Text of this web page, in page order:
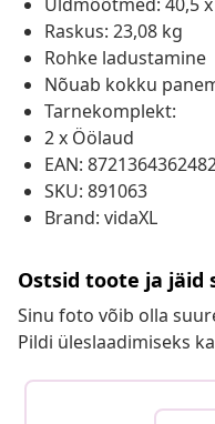
Raskus: 23,08 kg
Rohke ladustamine
Nõuab kokku
Tarnekomplekt:
2 x Öölaud
EAN:
SKU: 891063
Brand: vidaXL
Ostsid toote ja jäid
Sinu foto võib olla
Pildi üleslaadimiseks